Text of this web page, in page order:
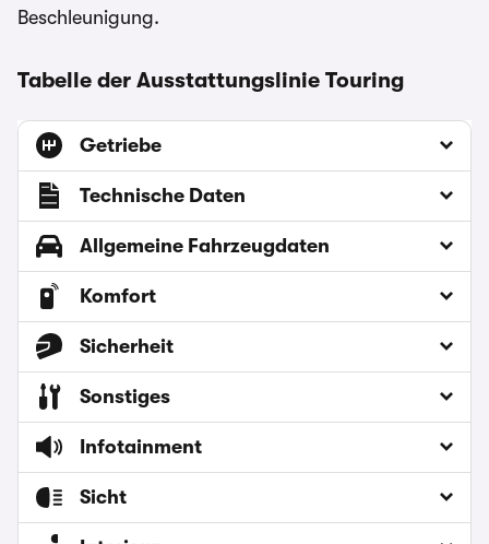
Beschleunigung.
Tabelle der Ausstattungslinie Touring
Getriebe
Technische Daten
Allgemeine Fahrzeugdaten
Komfort
Sicherheit
Sonstiges
Infotainment
Sicht